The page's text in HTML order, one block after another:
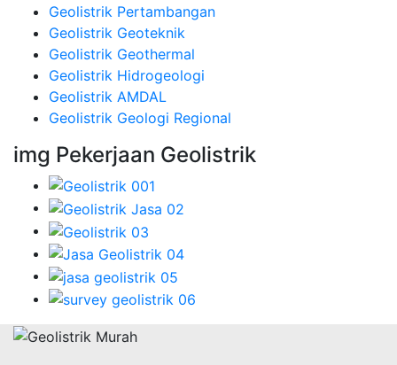
Geolistrik Pertambangan
Geolistrik Geoteknik
Geolistrik Geothermal
Geolistrik Hidrogeologi
Geolistrik AMDAL
Geolistrik Geologi Regional
img Pekerjaan Geolistrik